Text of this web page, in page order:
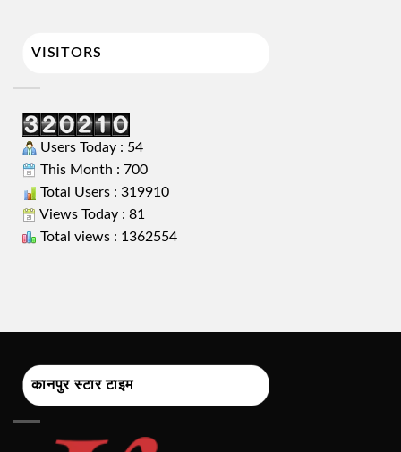
VISITORS
Users Today : 54
This Month : 700
Total Users : 319910
Views Today : 81
Total views : 1362554
कानपुर स्टार टाइम